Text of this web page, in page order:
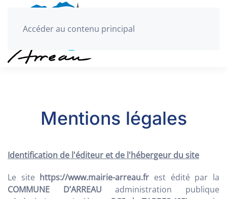
Accéder au contenu principal
Mentions légales
Identification de l'éditeur et de l'hébergeur du site
Le site https://www.mairie-arreau.fr est édité par la
COMMUNE D’ARREAU administration publique